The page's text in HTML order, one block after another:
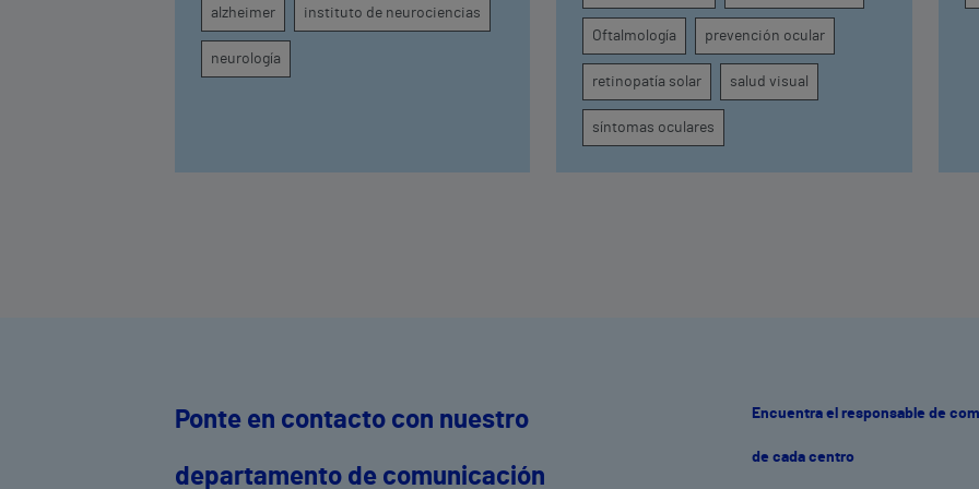
de cada paciente
alzheimer instituto de neurociencias
neurología
Oftalmología prevención ocular
retinopatía solar salud visual
síntomas oculares
Ponte en contacto con nuestro
departamento de comunicación
Encuentra el responsable de
de cada centro